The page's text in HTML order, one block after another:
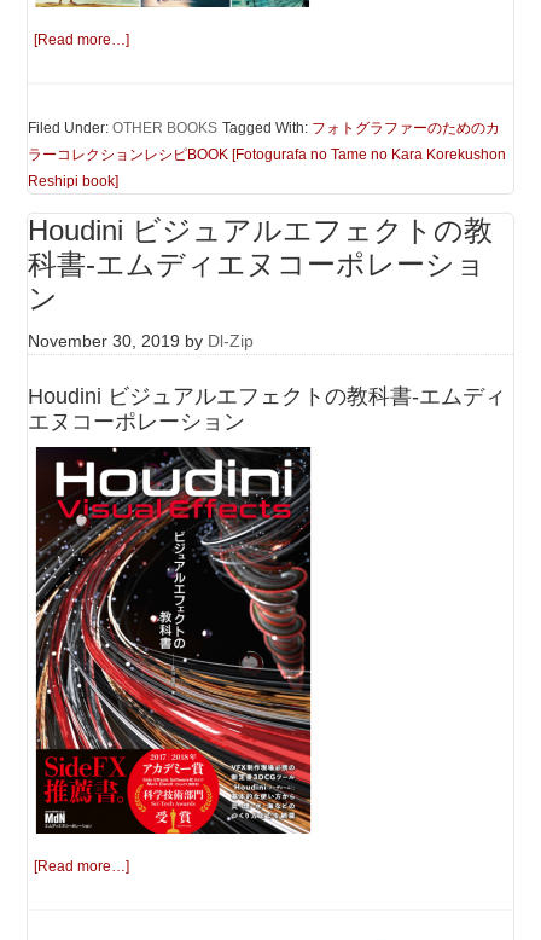
[Read more…]
Filed Under:OTHER BOOKS Tagged With: フォトグラファーのためのカ
ラーコレクションレシピBOOK [Fotogurafa no Tame no Kara Korekushon
Reshipi book]
Houdini ビジュアルエフェクトの教
科書-エムディエヌコーポレーショ
ン
November 30, 2019 by Dl-Zip
Houdini ビジュアルエフェクトの教科書-エムディ
エヌコーポレーション
[Read more…]